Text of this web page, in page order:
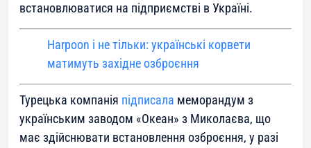
встановлюватися на підприємстві в Україні.
Harpoon і не тільки: українські корвети
матимуть західне озброєння
Турецька компанія підписала меморандум з
українським заводом «Океан» з Миколаєва, що
має здійснювати встановлення озброєння, у разі